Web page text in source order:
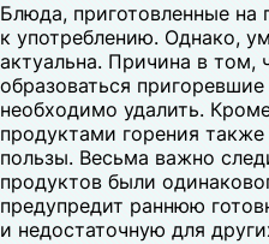
Блюда, приготовленные на
к употреблению. Однако,
актуальна. Причина в том,
образоваться
необходимо удалить.
продуктами горения
пользы. Весьма важно
продуктов были
предупредит раннюю
и недостаточную для